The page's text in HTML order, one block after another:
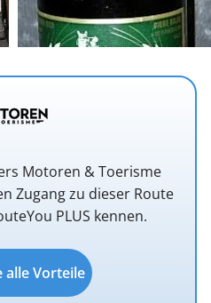
Motoren & Toerisme
Zugang zu dieser Route
PLUS kennen.
alle Vorteile